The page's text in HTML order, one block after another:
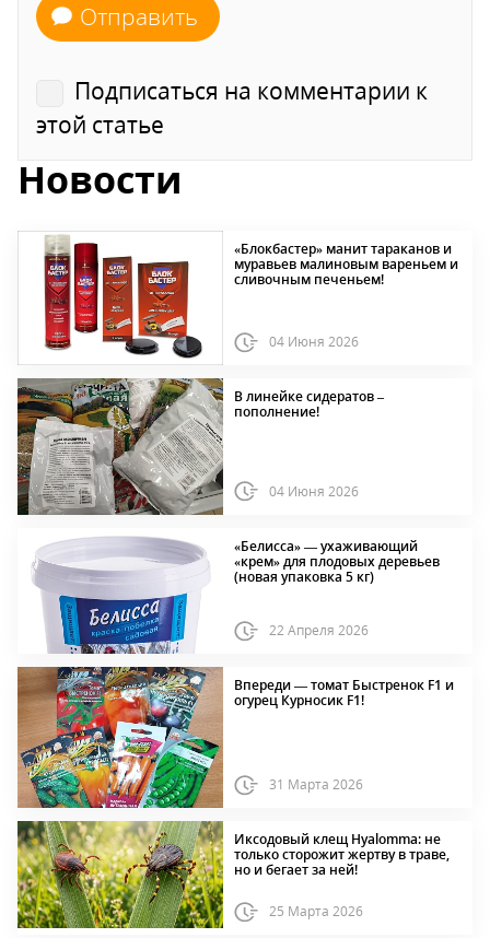
Отправить
Подписаться на комментарии к
этой статье
Новости
«Блокбастер» манит тараканов и
муравьев малиновым вареньем и
сливочным печеньем!
04 Июня 2026
В линейке сидератов –
пополнение!
04 Июня 2026
«Белисса» — ухаживающий
«крем» для плодовых деревьев
(новая упаковка 5 кг)
22 Апреля 2026
Впереди — томат Быстренок F1 и
огурец Курносик F1!
31 Марта 2026
Иксодовый клещ Hyalomma: не
только сторожит жертву в траве,
но и бегает за ней!
25 Марта 2026